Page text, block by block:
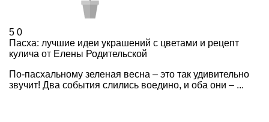
5 0
Пасха: лучшие идеи украшений с цветами и рецепт
кулича от Елены Родительской
По-пасхальному зеленая весна – это так удивительно
звучит! Два события слились воедино, и оба они – ...